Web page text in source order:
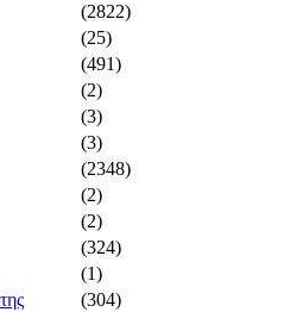
(2822)
(25)
(491)
(2)
(3)
(3)
(2348)
(2)
(2)
(324)
(1)
(304)